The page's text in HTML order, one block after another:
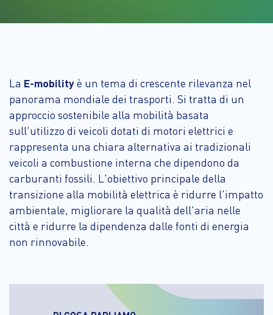
La E-mobilityè un tema di crescente rilevanza nel
panorama mondiale dei trasporti. Si tratta di un
approccio sostenibile alla mobilità basata
sull'utilizzo di veicoli dotati di motori elettrici e
rappresenta una chiara alternativa ai tradizionali
veicoli a combustione interna che dipendono da
carburanti fossili. L'obiettivo principale della
transizione alla mobilità elettrica è ridurre l'impatto
ambientale, migliorare la qualità dell'aria nelle
città e ridurre la dipendenza dalle fonti di energia
non rinnovabile.